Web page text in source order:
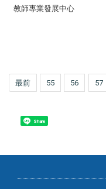
教師專業發展中心
最前 55 56 57
Share